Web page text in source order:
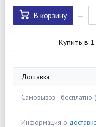
В корзину
Купить в 1
Доставка
Самовывоз -
Информация о доставке